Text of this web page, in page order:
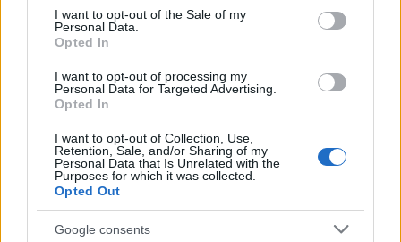
consent section.
I want to opt-out of the Sale of my
Personal Data.
Opted In
I want to opt-out of processing my
Personal Data for Targeted Advertising.
Opted In
I want to opt-out of Collection, Use,
Retention, Sale, and/or Sharing of my
Personal Data that Is Unrelated with the
Purposes for which it was collected.
Opted Out
Google consents
συμβάλλει καθοριστικά στην ανάπτυξη της
έρευνας και στην ενίσχυση της νέας γενιάς
Ακολουθήστε το